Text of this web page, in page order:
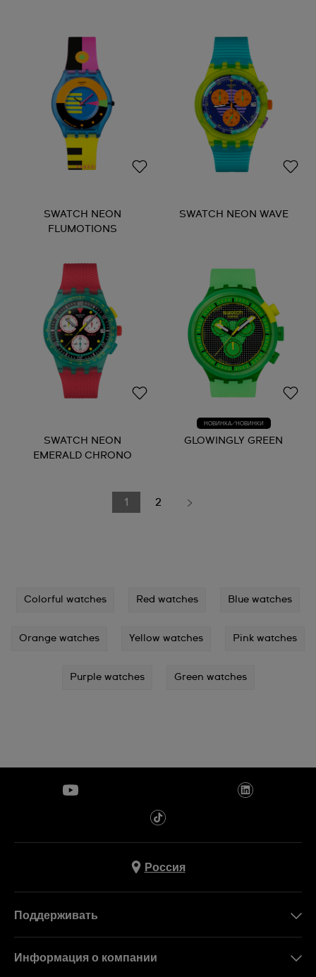
SWATCH NEON
FLUMOTIONS
SWATCH NEON WAVE
SWATCH NEON
EMERALD CHRONO
НОВИНКА/НОВИНКИ
GLOWINGLY GREEN
1 2
Colorful watches Red watches Blue watches
Orange watches Yellow watches Pink watches
Purple watches Green watches
Россия
Поддерживать
Информация о компании